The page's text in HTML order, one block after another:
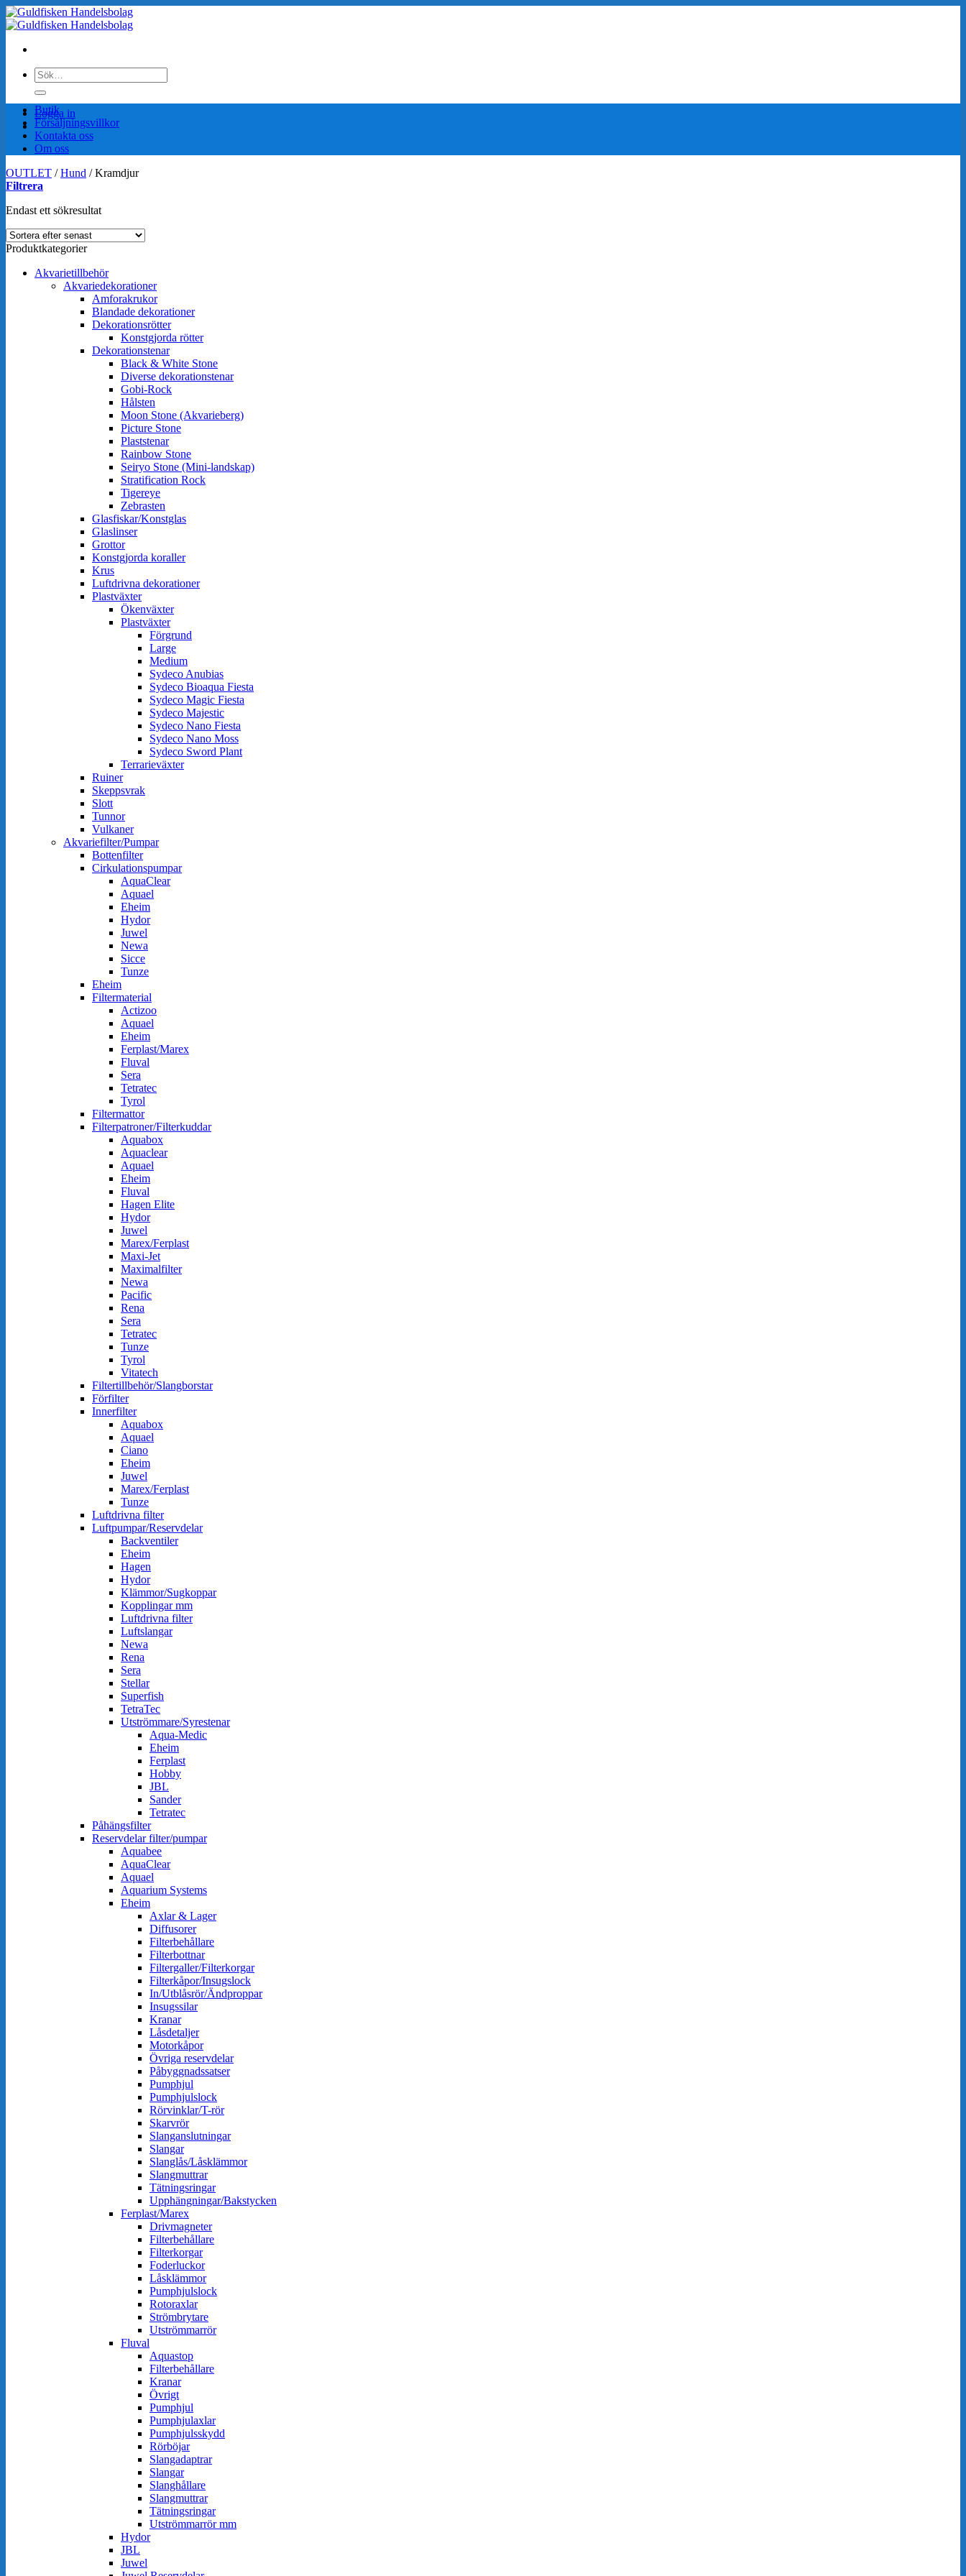
Skip
to
Sök
efter:
Logga in
Butik
Försäljningsvillkor
Kontakta oss
Om oss
OUTLET / Hund /Kramdjur
Filtrera
Endast ett sökresultat
Produktkategorier
Akvarietillbehör
Akvariedekorationer
Amforakrukor
Blandade dekorationer
Dekorationsrötter
Konstgjorda rötter
Dekorationstenar
Black & White Stone
Diverse dekorationstenar
Gobi-Rock
Hålsten
Moon Stone (Akvarieberg)
Picture Stone
Plaststenar
Rainbow Stone
Seiryo Stone (Mini-landskap)
Stratification Rock
Tigereye
Zebrasten
Glasfiskar/Konstglas
Glaslinser
Grottor
Konstgjorda koraller
Krus
Luftdrivna dekorationer
Plastväxter
Ökenväxter
Plastväxter
Förgrund
Large
Medium
Sydeco Anubias
Sydeco Bioaqua Fiesta
Sydeco Magic Fiesta
Sydeco Majestic
Sydeco Nano Fiesta
Sydeco Nano Moss
Sydeco Sword Plant
Terrarieväxter
Ruiner
Skeppsvrak
Slott
Tunnor
Vulkaner
Akvariefilter/Pumpar
Bottenfilter
Cirkulationspumpar
AquaClear
Aquael
Eheim
Hydor
Juwel
Newa
Sicce
Tunze
Eheim
Filtermaterial
Actizoo
Aquael
Eheim
Ferplast/Marex
Fluval
Sera
Tetratec
Tyrol
Filtermattor
Filterpatroner/Filterkuddar
Aquabox
Aquaclear
Aquael
Eheim
Fluval
Hagen Elite
Hydor
Juwel
Marex/Ferplast
Maxi-Jet
Maximalfilter
Newa
Pacific
Rena
Sera
Tetratec
Tunze
Tyrol
Vitatech
Filtertillbehör/Slangborstar
Förfilter
Innerfilter
Aquabox
Aquael
Ciano
Eheim
Juwel
Marex/Ferplast
Tunze
Luftdrivna filter
Luftpumpar/Reservdelar
Backventiler
Eheim
Hagen
Hydor
Klämmor/Sugkoppar
Kopplingar mm
Luftdrivna filter
Luftslangar
Newa
Rena
Sera
Stellar
Superfish
TetraTec
Utströmmare/Syrestenar
Aqua-Medic
Eheim
Ferplast
Hobby
JBL
Sander
Tetratec
Påhängsfilter
Reservdelar filter/pumpar
Aquabee
AquaClear
Aquael
Aquarium Systems
Eheim
Axlar & Lager
Diffusorer
Filterbehållare
Filterbottnar
Filtergaller/Filterkorgar
Filterkåpor/Insugslock
In/Utblåsrör/Ändproppar
Insugssilar
Kranar
Låsdetaljer
Motorkåpor
Övriga reservdelar
Påbyggnadssatser
Pumphjul
Pumphjulslock
Rörvinklar/T-rör
Skarvrör
Slanganslutningar
Slangar
Slanglås/Låsklämmor
Slangmuttrar
Tätningsringar
Upphängningar/Bakstycken
Ferplast/Marex
Drivmagneter
Filterbehållare
Filterkorgar
Foderluckor
Låsklämmor
Pumphjulslock
Rotoraxlar
Strömbrytare
Utströmmarrör
Fluval
Aquastop
Filterbehållare
Kranar
Övrigt
Pumphjul
Pumphjulaxlar
Pumphjulsskydd
Rörböjar
Slangadaptrar
Slangar
Slanghållare
Slangmuttrar
Tätningsringar
Utströmmarrör mm
Hydor
JBL
Juwel